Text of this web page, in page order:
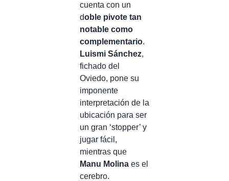
cuenta con un
doble pivote tan
notable como
complementario.
Luismi Sánchez,
fichado del
Oviedo, pone su
imponente
interpretación de la
ubicación para ser
un gran ‘stopper’ y
jugar fácil,
mientras que
Manu Molina es el
cerebro.